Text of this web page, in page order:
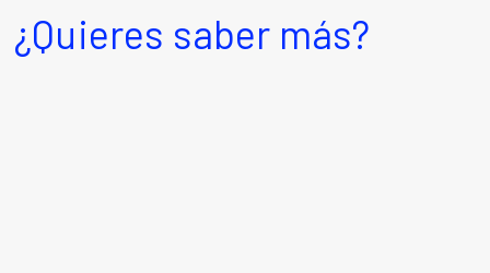
¿Quieres saber más?